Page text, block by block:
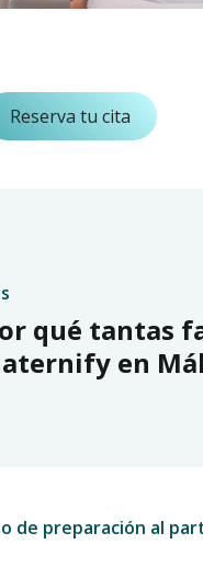
Reserva tu cita
qué tantas
en
de preparación al